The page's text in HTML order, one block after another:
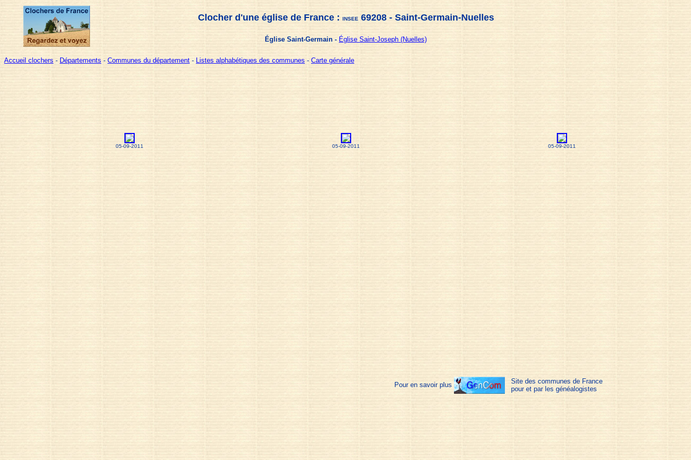
Clocher d'une église de France : INSEE69208 - Saint-Germain-Nuelles
Église Saint-Germain - Église Saint-Joseph (Nuelles)
Accueil clochers - Départements - Communes du département - Listes alphabétiques des communes - Carte générale
05-09-2011 05-09-2011 05-09-2011
Pour en savoir plus
Site des communes de France
pour et par les généalogistes